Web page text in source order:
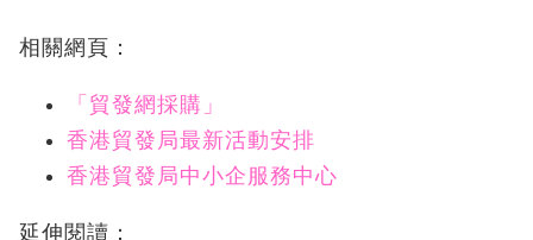
相關網頁：
「貿發網採購」
香港貿發局最新活動安排
香港貿發局中小企服務中心
延伸閱讀：